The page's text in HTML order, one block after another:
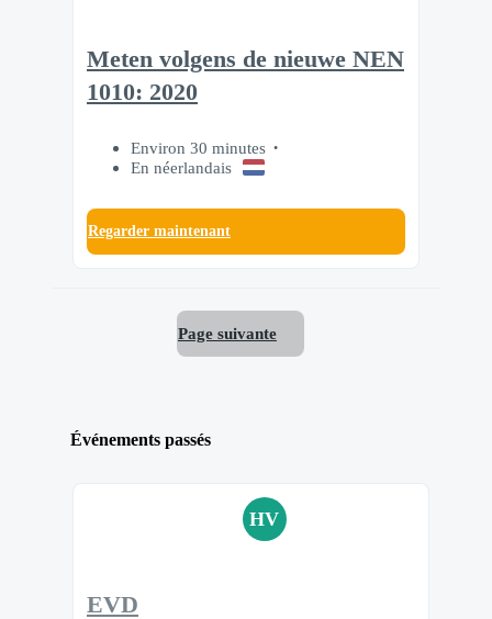
Meten volgens de nieuwe NEN
1010: 2020
Environ 30 minutes
En néerlandais
Regarder maintenant
Page suivante
Événements passés
HV
EVD